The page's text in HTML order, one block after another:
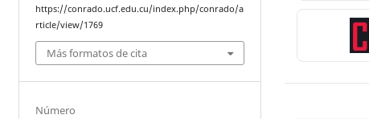
https://conrado.ucf.edu.cu/index.php/conrado/a
rticle/view/1769
Más formatos de cita
Número